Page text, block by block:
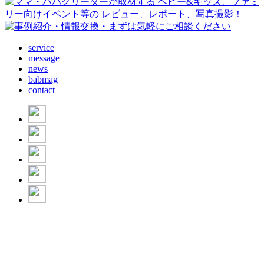
service
message
news
babmag
contact